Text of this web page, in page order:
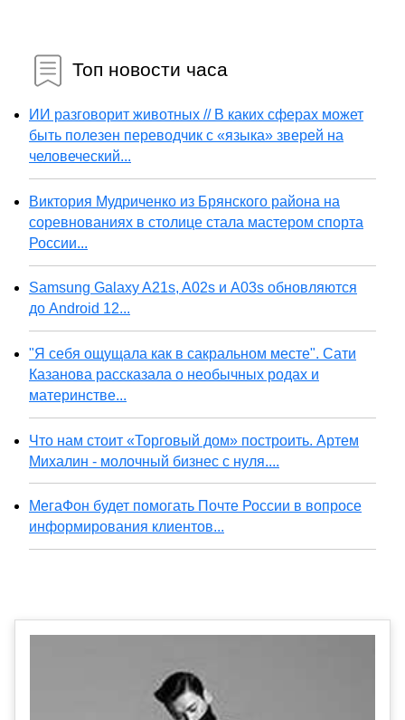
Топ новости часа
ИИ разговорит животных // В каких сферах может
быть полезен переводчик с «языка» зверей на
человеческий...
Виктория Мудриченко из Брянского района на
соревнованиях в столице стала мастером спорта
России...
Samsung Galaxy A21s, A02s и A03s обновляются
до Android 12...
"Я себя ощущала как в сакральном месте". Сати
Казанова рассказала о необычных родах и
материнстве...
Что нам стоит «Торговый дом» построить. Артем
Михалин - молочный бизнес с нуля....
МегаФон будет помогать Почте России в вопросе
информирования клиентов...